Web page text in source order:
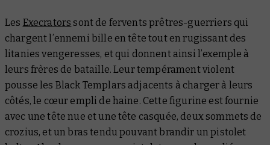
Les Execrators sont de fervents prêtres-guerriers qui
chargent l’ennemi bille en tête tout en rugissant des
litanies vengeresses, et qui donnent ainsi l’exemple à
leurs frères de bataille. Leur tempérament violent
pousse les Black Templars adjacents à charger à leurs
côtés, le cœur empli de haine. Cette figurine est fournie
avec une tête nue et une tête casquée, deux sommets de
crozius, et un bras tendu pouvant brandir un pistolet